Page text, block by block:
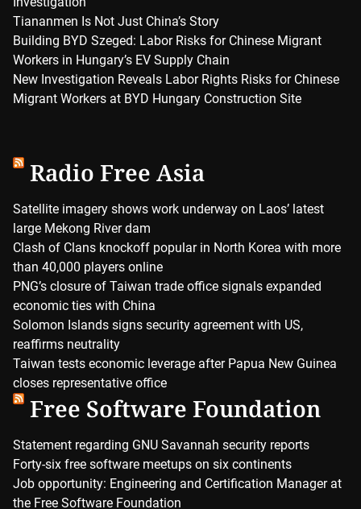
Tiananmen Is Not Just China’s Story
Building BYD Szeged: Labor Risks for Chinese Migrant
Workers in Hungary’s EV Supply Chain
New Investigation Reveals Labor Rights Risks for Chinese
Migrant Workers at BYD Hungary Construction Site
Radio Free Asia
Satellite imagery shows work underway on Laos’ latest
large Mekong River dam
Clash of Clans knockoff popular in North Korea with more
than 40,000 players online
PNG’s closure of Taiwan trade office signals expanded
economic ties with China
Solomon Islands signs security agreement with US,
reaffirms neutrality
Taiwan tests economic leverage after Papua New Guinea
closes representative office
Free Software Foundation
Statement regarding GNU Savannah security reports
Forty-six free software meetups on six continents
Job opportunity: Engineering and Certification Manager at
the Free Software Foundation